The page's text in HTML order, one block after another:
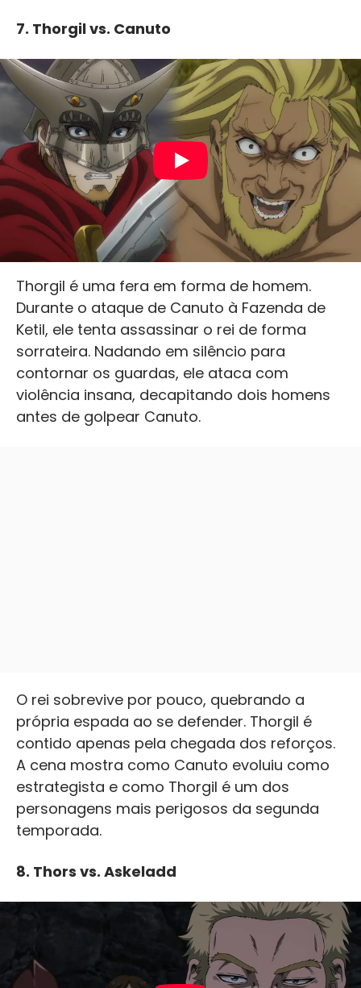
Thorgil vs. Canuto
Thorgil é uma fera em forma de homem.
Durante o ataque de Canuto à Fazenda de
Ketil, ele tenta assassinar o rei de forma
sorrateira. Nadando em silêncio para
contornar os guardas, ele ataca com
violência insana, decapitando dois homens
antes de golpear Canuto.
O rei sobrevive por pouco, quebrando a
própria espada ao se defender. Thorgil é
contido apenas pela chegada dos reforços.
A cena mostra como Canuto evoluiu como
estrategista e como Thorgil é um dos
personagens mais perigosos da segunda
temporada.
Thors vs. Askeladd